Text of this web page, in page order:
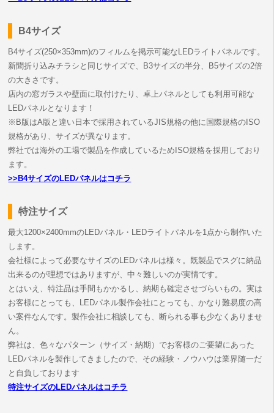
B4サイズ
B4サイズ(250×353mm)のフィルムを掲示可能なLEDライトパネルです。
新聞折り込みチラシと同じサイズで、B3サイズの半分、B5サイズの2倍
の大きさです。
店内の窓ガラスや壁面に取付けたり、卓上パネルとしても利用可能な
LEDパネルとなります！
※B版はA版と違い日本で採用されているJIS規格の他に国際規格のISO
規格があり、サイズが異なります。
弊社では海外の工場で製品を作成しているためISO規格を採用しており
ます。
>>B4サイズのLEDパネルはコチラ
特注サイズ
最大1200×2400mmのLEDパネル・LEDライトパネルを1点から制作いた
します。
会社様によって必要なサイズのLEDパネルは様々。既製品でスグに納品
出来るのが理想ではありますが、中々難しいのが実情です。
とはいえ、特注品は手間もかかるし、納期も確定させづらいもの。実は
お客様にとっても、LEDパネル製作会社にとっても、かなり難易度の高
い案件なんです。製作会社に相談しても、断られる事も少なくありませ
ん。
弊社は、色々なパターン（サイズ・納期）でお客様のご要望にあった
LEDパネルを製作してきましたので、その経験・ノウハウは業界随一だ
と自負しております
特注サイズのLEDパネルはコチラ